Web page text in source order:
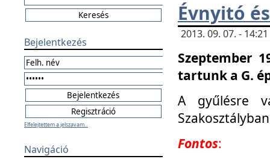
Bejelentkezés
Elfelejtettem a jelszavam...
Navigáció
Évnyitó
2013. 09. 07. -
Szeptember
tartunk a G.
A gyűlésre
Fontos: